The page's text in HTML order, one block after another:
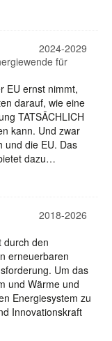
2024-2029
für
EU ernst nimmt,
darauf, wie eine
TATSÄCHLICH
kann. Und zwar
und die EU. Das
dazu…
2018-2026
durch den
erneuerbaren
Um das
und Wärme und
Energiesystem zu
Innovationskraft